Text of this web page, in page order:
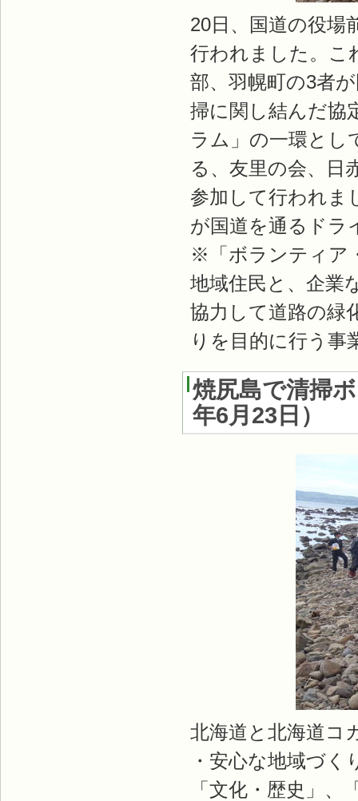
20日、国道の役場
行われました。こ
部、羽幌町の3者
掃に関し結んだ協
ラム」の一環とし
る、友里の会、日
参加して行われま
が国道を通るドラ
※「ボランティア
地域住民と、企業
協力して道路の緑
りを目的に行う事
焼尻島で清掃
年6月23日 ）
北海道と北海道コ
・安心な地域づ
「文化・歴史」